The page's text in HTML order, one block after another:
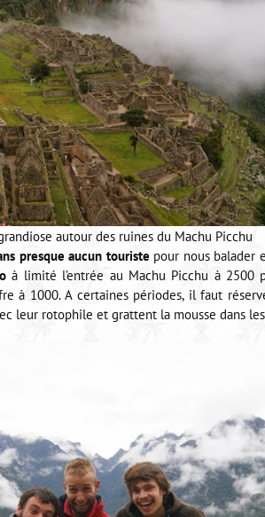
autour des ruines du Machu Picchu
presque aucun touriste pour nous balader
à limité l’entrée au Machu Picchu à 2500
à 1000. A certaines périodes, il faut
leur rotophile et grattent la mousse dans